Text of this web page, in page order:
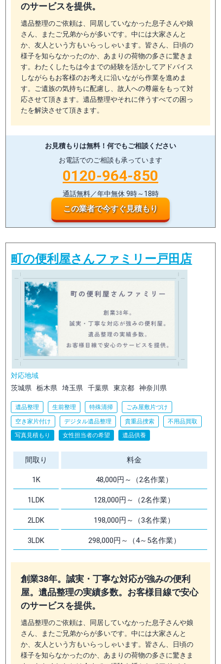
のサービスを提供。
遺品整理のご依頼は、同居していなかった息子さんや娘
さん、またご兄弟からが多いです。中には大家さんと
か、友人という方もいらっしゃいます。皆さん、日頃の
様子を知らなかったのか、あまりの荷物の多さに驚きま
す。わたくしたちは今までの経験を活かしてアドバイス
しながらもお客様のお考えに沿いながら作業を進めま
す。ご遺族の気持ちに配慮し、故人への尊厳をもって対
応させて頂きます。遺品整理やそれに伴うすべての困っ
たを解決させて頂きます。
お見積もりは無料！ 何でもご相談ください
お電話でのご相談も承っています
0120-964-850
通話無料／年中無休 9時～18時
この業者で今すぐ見積もり
町の便利屋さんファミリー戸田店
対応地域
茨城県
栃木県 埼玉県 千葉県 東京都 神奈川県
遺品整理 生前整理 特殊清掃 ごみ屋敷片づけ
空き家片付け デジタル遺品整理 貴重品捜索
不用品買取
写真見積もり
女性担当者の希望 遺品供養
間取り 料金
1K 48,000円～（2名作業）
1LDK 128,000円～（2名作業）
2LDK 198,000円～（3名作業）
3LDK 298,000円～（4～5名作業）
創業38年。誠実・丁寧な対応が強みの便利
屋。遺品整理の実績多数。お客様目線で安心
のサービスを提供。
遺品整理のご依頼は、同居していなかった息子さんや娘
さん、またご兄弟からが多いです。中には大家さんと
か、友人という方もいらっしゃいます。皆さん、日頃の
様子を知らなかったのか、あまりの荷物の多さに驚きま